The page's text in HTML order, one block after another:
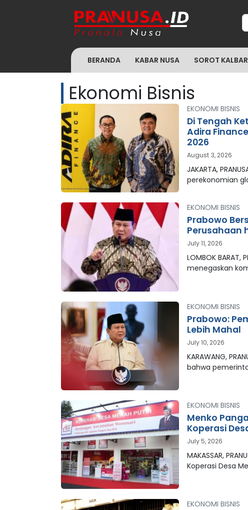
BERANDA KABAR NUSA SOROT KALBAR
Ekonomi Bisnis
EKONOMI BISNIS
Di Tengah
Adira
2026
August 3, 2026
JAKARTA,
perekonomian
EKONOMI BISNIS
Prabowo
Perusahaan
July 11, 2026
LOMBOK BARAT,
menegaskan
EKONOMI BISNIS
Prabowo:
Lebih Mahal
July 10, 2026
KARAWANG,
bahwa
EKONOMI BISNIS
Menko
Koperasi
July 5, 2026
MAKASSAR,
Koperasi Desa
EKONOMI BISNIS